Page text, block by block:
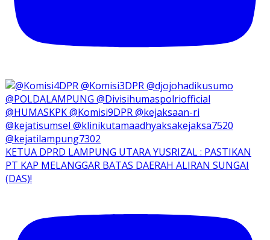
KETUA DPRD LAMPUNG UTARA YUSRIZAL : PASTIKAN
PT KAP MELANGGAR BATAS DAERAH ALIRAN SUNGAI
(DAS)!